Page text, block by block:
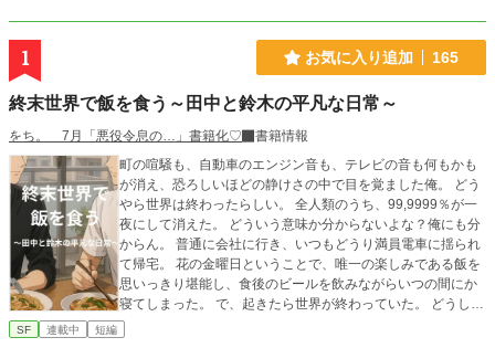
1 お気に入り追加 165
終末世界で飯を食う～田中と鈴木の平凡な日常～
をち。 7月「悪役令息の…」書籍化♡
書籍情報
町の喧騒も、自動車のエンジン音も、テレビの音も何もかも
が消え、恐ろしいほどの静けさの中で目を覚ました俺。 どう
やら世界は終わったらしい。 全人類のうち、99,9999％が一
夜にして消えた。 どういう意味か分からないよな？俺にも分
からん。 普通に会社に行き、いつもどうり満員電車に揺られ
て帰宅。 花の金曜日ということで、唯一の楽しみである飯を
思いっきり堪能し、食後のビールを飲みながらいつの間にか
寝てしまった。 で、起きたら世界が終わっていた。 どうして
わかったかと言うと、スマホに見知らぬ番号からメッセージ
SF 連載中 短編